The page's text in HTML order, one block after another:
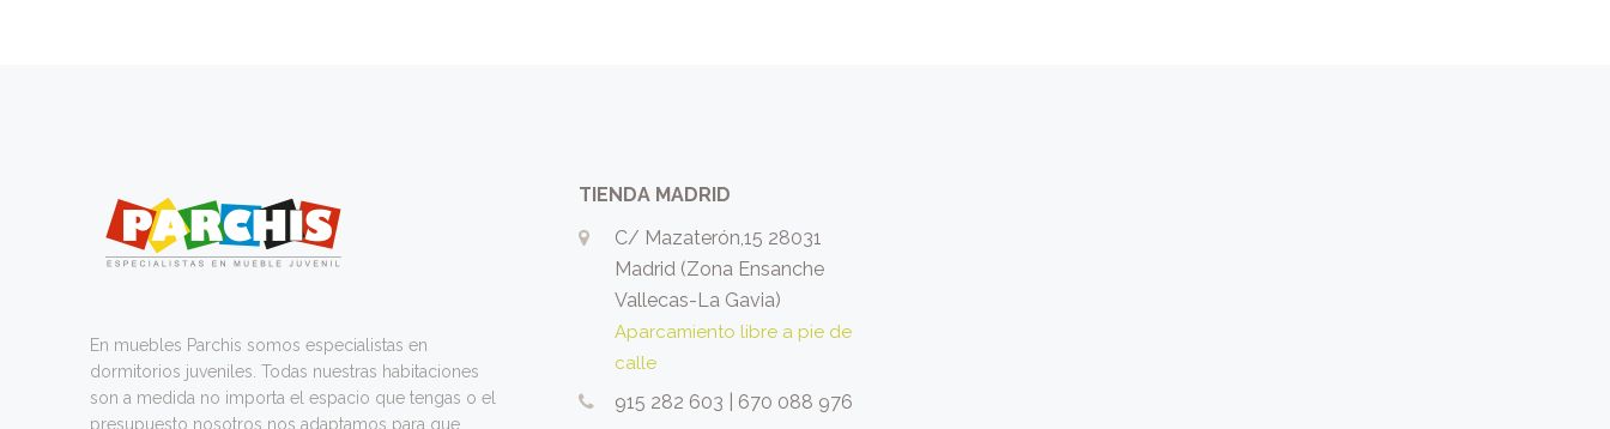
En muebles Parchis somos especialistas en
dormitorios juveniles. Todas nuestras habitaciones
son a medida no importa el espacio que tengas o el
presupuesto nosotros nos adaptamos para que
TIENDA MADRID
C/ Mazaterón,15 28031
Madrid (Zona Ensanche
Vallecas-La Gavia)
Aparcamiento libre a pie de
calle
915 282 603
670 088 976